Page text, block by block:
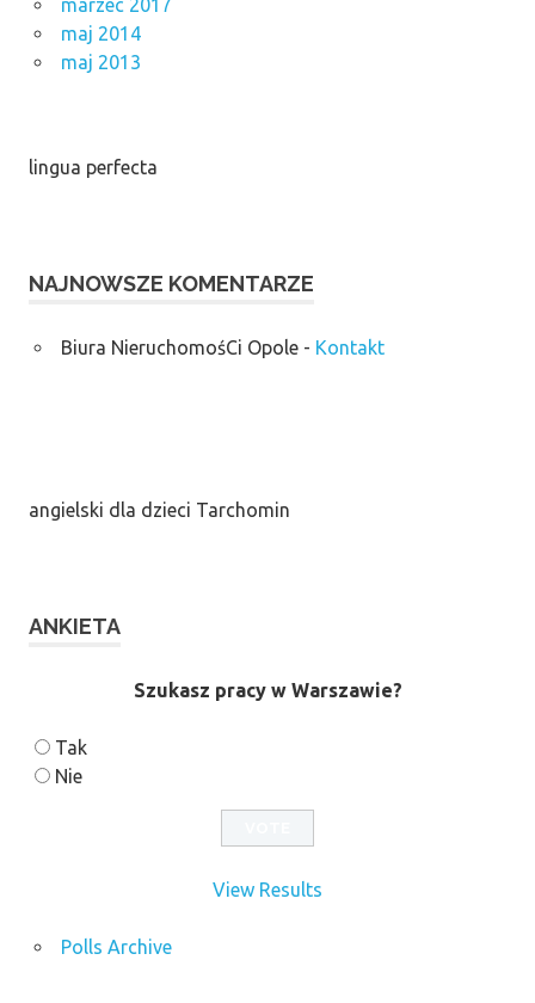
marzec 2017
maj 2014
maj 2013
lingua perfecta
NAJNOWSZE KOMENTARZE
Biura NieruchomośCi Opole- Kontakt
angielski dla dzieci Tarchomin
ANKIETA
Szukasz pracy w Warszawie?
Tak
Nie
View Results
Polls Archive